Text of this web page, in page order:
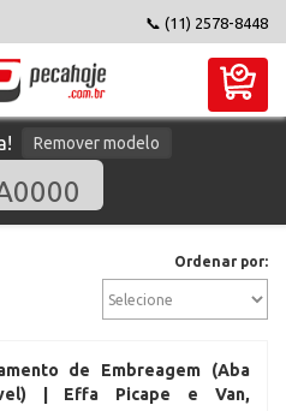
📞 (11) 2578-8448
Remover modelo
Ordenar por:
de Embreagem (Aba
| Effa Picape e Van,